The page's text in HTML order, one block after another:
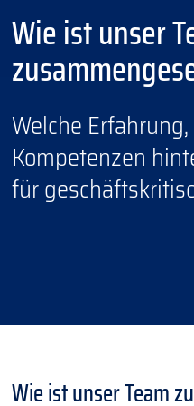
Wie ist unser
Welche
Kompetenzen
für
Wie ist unser Team